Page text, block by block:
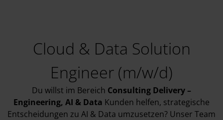
Cloud & Data Solution
Engineer (m/w/d)
Du willst im Bereich Consulting Delivery –
Engineering, AI & Data Kunden helfen, strategische
Entscheidungen zu AI & Data umzusetzen? Unser Team